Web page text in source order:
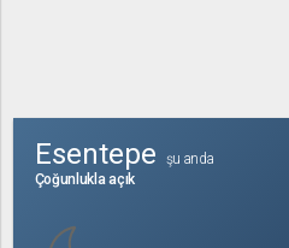
Esentepe
şu anda
Çoğunlukla açık